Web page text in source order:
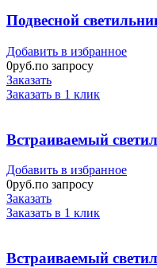
Подвесной
Добавить в избранное
0руб.по запросу
Заказать
Заказать в 1 клик
Встраиваемый
Добавить в избранное
0руб.по запросу
Заказать
Заказать в 1 клик
Встраиваемый